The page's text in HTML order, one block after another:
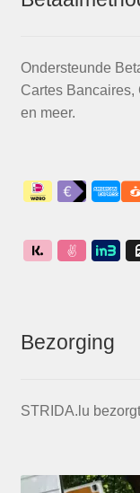
Ondersteunde
Cartes Bancaires,
en meer.
Bezorging
STRIDA.lu